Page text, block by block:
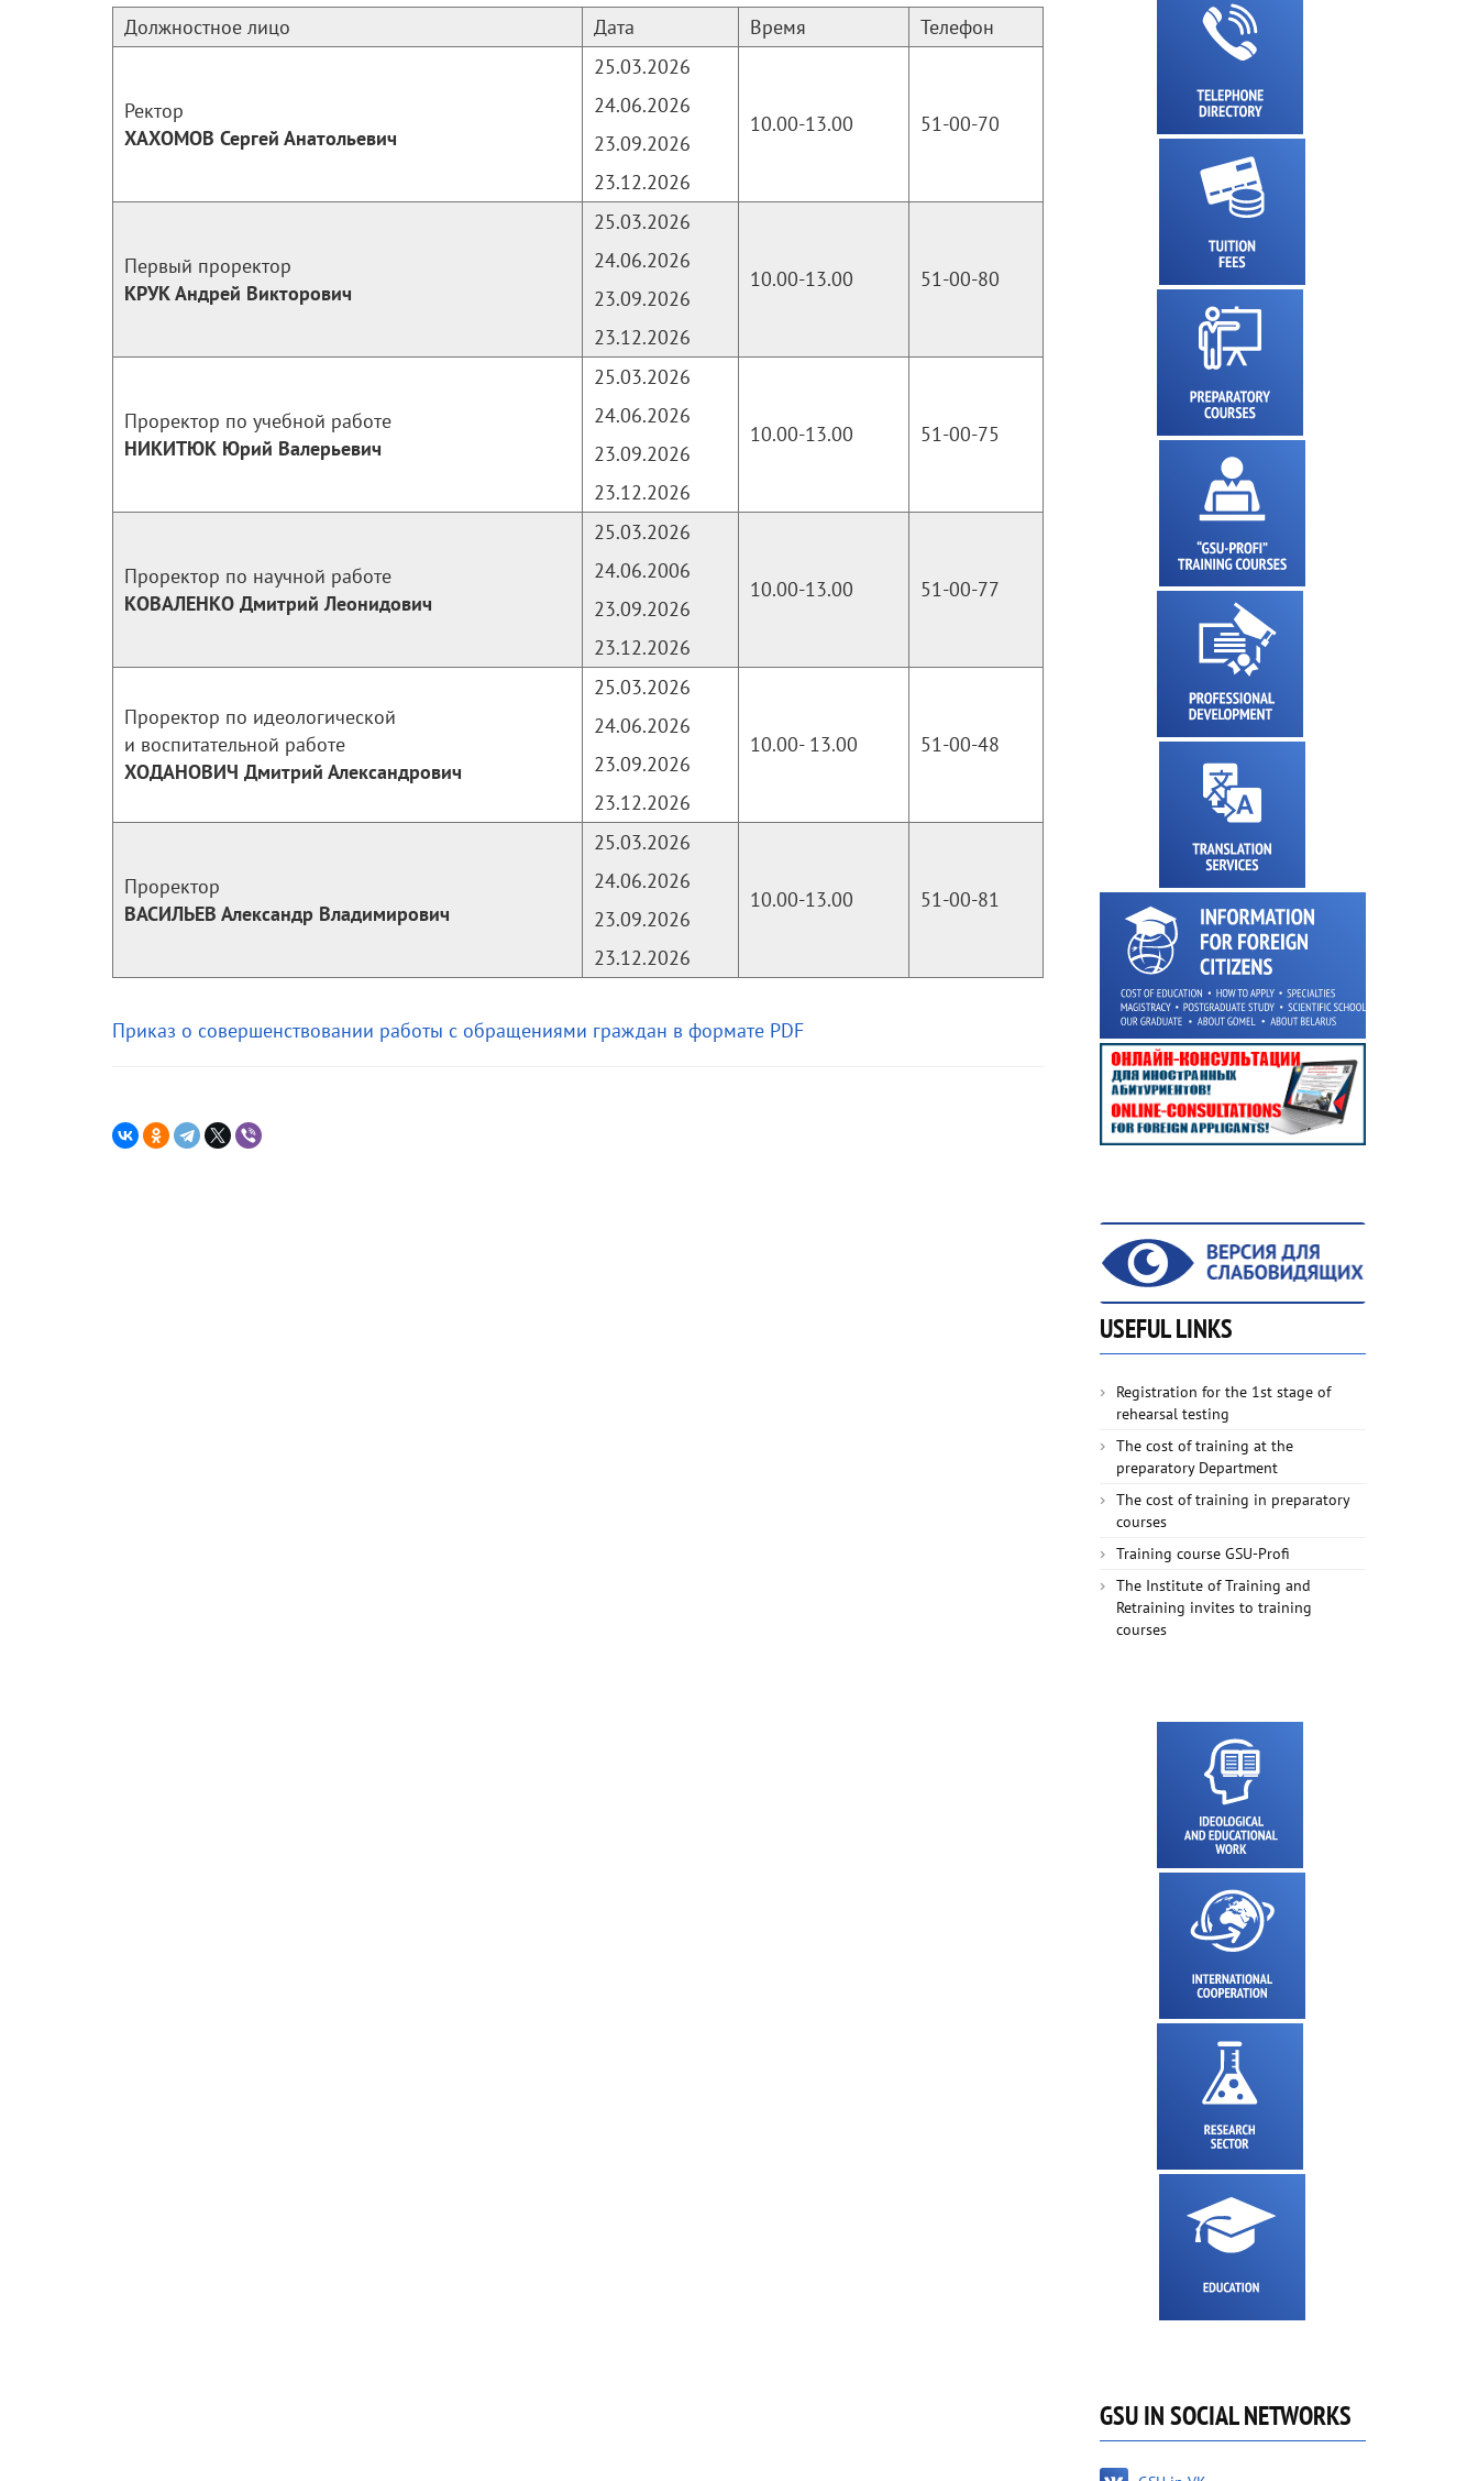
Должностное лицо Дата Время Телефон
Ректор
ХАХОМОВ Сергей Анатольевич
25.03.2026
24.06.2026
23.09.2026
23.12.2026
10.00-13.00 51-00-70
Первый проректор
КРУК Андрей Викторович
25.03.2026
24.06.2026
23.09.2026
23.12.2026
10.00-13.00 51-00-80
Проректор по учебной работе
НИКИТЮК Юрий Валерьевич
25.03.2026
24.06.2026
23.09.2026
23.12.2026
10.00-13.00 51-00-75
Проректор по научной работе
КОВАЛЕНКО Дмитрий Леонидович
25.03.2026
24.06.2006
23.09.2026
23.12.2026
10.00-13.00 51-00-77
Проректор по идеологической
и воспитательной работе
ХОДАНОВИЧ Дмитрий Александрович
25.03.2026
24.06.2026
23.09.2026
23.12.2026
10.00- 13.00 51-00-48
Проректор
ВАСИЛЬЕВ Александр Владимирович
25.03.2026
24.06.2026
23.09.2026
23.12.2026
10.00-13.00 51-00-81
Приказ о совершенствовании работы с обращениями граждан в формате PDF
USEFUL LINKS
Registration for the 1st stage of
rehearsal testing
The cost of training at the
preparatory Department
The cost of training in preparatory
courses
Training course GSU-Profi
The Institute of Training and
Retraining invites to training
courses
GSU IN SOCIAL NETWORKS